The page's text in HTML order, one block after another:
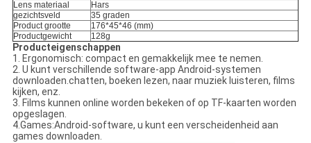
Lens materiaal
Hars
gezichtsveld
35 graden
Product grootte
176*45*46 (mm)
Productgewicht
128g
Producteigenschappen
1. Ergonomisch: compact en gemakkelijk mee te nemen.
2. U kunt verschillende software-app Android-systemen
downloaden.chatten, boeken lezen, naar muziek luisteren, films
kijken, enz.
3. Films kunnen online worden bekeken of op TF-kaarten worden
opgeslagen.
4.Games:Android-software, u kunt een verscheidenheid aan
games downloaden.